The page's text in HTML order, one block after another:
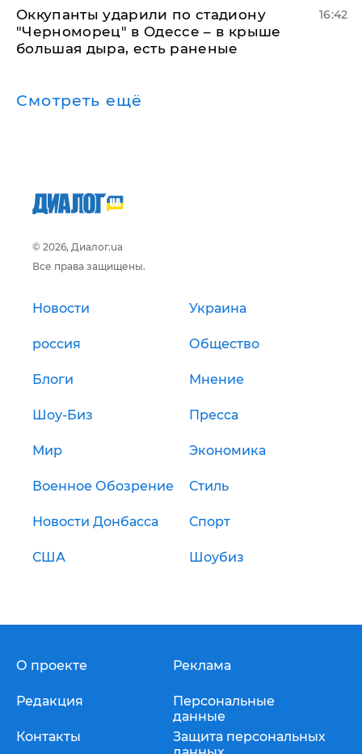
Оккупанты ударили по стадиону
"Черноморец" в Одессе – в крыше
большая дыра, есть раненые
16:42
Смотреть ещё
© 2026, Диалог.ua
Все права защищены.
Новости Украина
россия Общество
Блоги Мнение
Шоу-Биз Пресса
Мир Экономика
Военное Обозрение Стиль
Новости Донбасса Спорт
США Шоубиз
О проекте
Редакция
Контакты
Реклама
Персональные
данные
Защита персональных